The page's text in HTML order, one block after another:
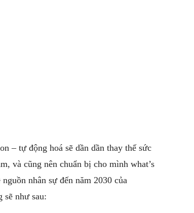
– tự động hoá sẽ dần dần thay thế sức
và cũng nên chuẩn bị cho mình what’s
nhân sự đến năm 2030 của
sẽ như sau: